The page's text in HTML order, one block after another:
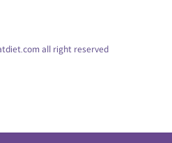
all right reserved